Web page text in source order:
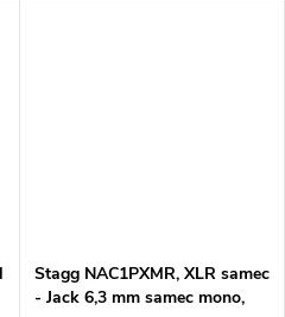
Stagg NAC1PXMR, XLR samec
- Jack 6,3 mm samec mono,